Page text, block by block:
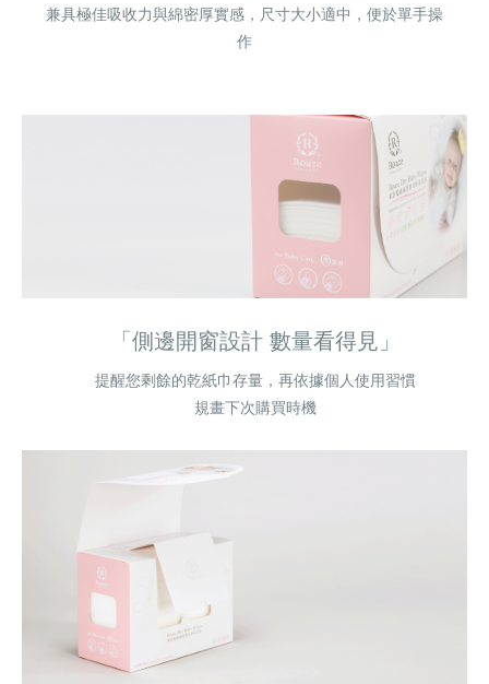
兼具極佳吸收力與綿密厚實感，尺寸大小適中，便於單手操
作
「側邊開窗設計 數量看得見」
提醒您剩餘的乾紙巾存量，再依據個人使用習慣
規畫下次購買時機